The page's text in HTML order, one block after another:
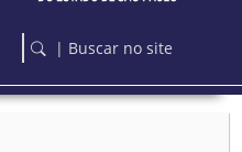
| Buscar no site